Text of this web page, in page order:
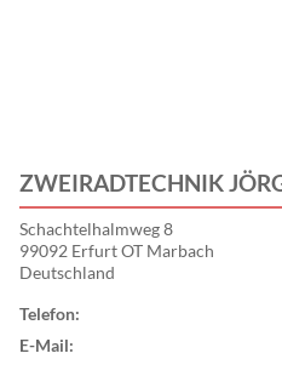
ZWEIRADTECHNIK
Schachtelhalmweg 8
99092 Erfurt OT Marbach
Deutschland
Telefon:
E-Mail: